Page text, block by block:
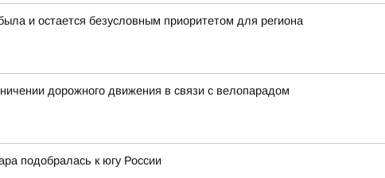
и остается безусловным приоритетом для региона
дорожного движения в связи с велопарадом
подобралась к югу России